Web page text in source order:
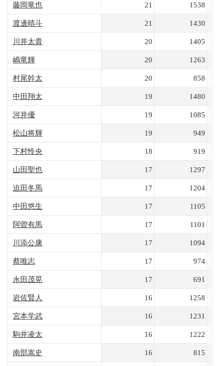
藤岡竜也 21 1538
渡邊晴斗 21 1430
川井太貴 20 1405
嶋竜輝 20 1263
村尾幹太 20 858
中田翔太 19 1480
河井優 19 1085
松山将輝 19 949
下村怜央 18 919
山田聖也 17 1297
迫田冬馬 17 1204
中田悠生 17 1105
阿曽有馬 17 1101
川添公康 17 1094
蔡唯志 17 974
永田茂晃 17 691
岩佐賢人 16 1258
宮本学武 16 1231
駒井凌太 16 1222
南部嵩史 16 815